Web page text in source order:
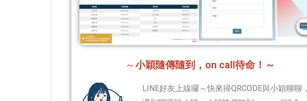
～小穎隨傳隨到，on call待命！～
LINE好友上線囉～快來掃QRCODE與小穎聊聊，